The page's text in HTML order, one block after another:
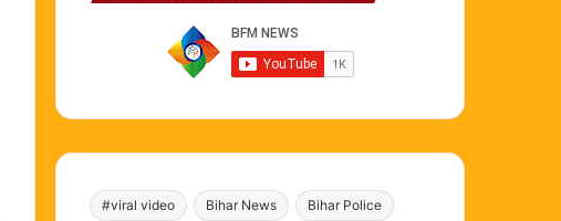
#viral video Bihar News Bihar Police